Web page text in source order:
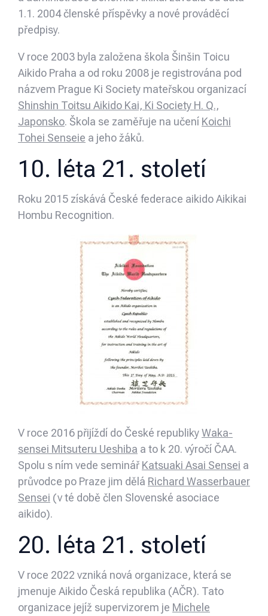
1.1. 2004 členské příspěvky a nové prováděcí
předpisy.
V roce 2003 byla založena škola Šinšin Toicu
Aikido Praha a od roku 2008 je registrována pod
názvem Prague Ki Society mateřskou organizací
Shinshin Toitsu Aikido Kai, Ki Society H. Q.,
Japonsko. Škola se zaměřuje na učení Koichi
Tohei Senseie a jeho žáků.
10. léta 21. století
Roku 2015 získává České federace aikido Aikikai
Hombu Recognition.
V roce 2016 přijíždí do České republikyWaka-
sensei Mitsuteru Ueshiba a to k 20. výročí ČAA.
Spolu s ním vede seminář Katsuaki Asai Sensei a
průvodce po Praze jim dělá Richard Wasserbauer
Sensei (v té době člen Slovenské asociace
aikido).
20. léta 21. století
V roce 2022 vzniká nová organizace, která se
jmenuje Aikido Česká republika (AČR). Tato
organizace jejíž supervizorem je Michele